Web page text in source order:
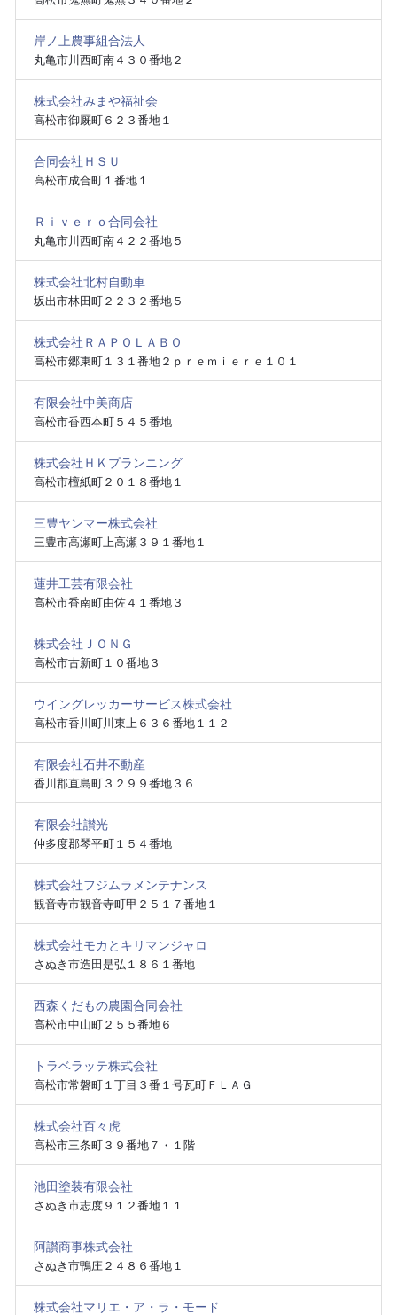
岸ノ上農事組合法人
丸亀市川西町南４３０番地２
株式会社みまや福祉会
高松市御厩町６２３番地１
合同会社ＨＳＵ
高松市成合町１番地１
Ｒｉｖｅｒｏ合同会社
丸亀市川西町南４２２番地５
株式会社北村自動車
坂出市林田町２２３２番地５
株式会社ＲＡＰＯＬＡＢＯ
高松市郷東町１３１番地２ｐｒｅｍｉｅｒｅ１０１
有限会社中美商店
高松市香西本町５４５番地
株式会社ＨＫプランニング
高松市檀紙町２０１８番地１
三豊ヤンマー株式会社
三豊市高瀬町上高瀬３９１番地１
蓮井工芸有限会社
高松市香南町由佐４１番地３
株式会社ＪＯＮＧ
高松市古新町１０番地３
ウイングレッカーサービス株式会社
高松市香川町川東上６３６番地１１２
有限会社石井不動産
香川郡直島町３２９９番地３６
有限会社讃光
仲多度郡琴平町１５４番地
株式会社フジムラメンテナンス
観音寺市観音寺町甲２５１７番地１
株式会社モカとキリマンジャロ
さぬき市造田是弘１８６１番地
西森くだもの農園合同会社
高松市中山町２５５番地６
トラベラッテ株式会社
高松市常磐町１丁目３番１号瓦町ＦＬＡＧ
株式会社百々虎
高松市三条町３９番地７・１階
池田塗装有限会社
さぬき市志度９１２番地１１
阿讃商事株式会社
さぬき市鴨庄２４８６番地１
株式会社マリエ・ア・ラ・モード